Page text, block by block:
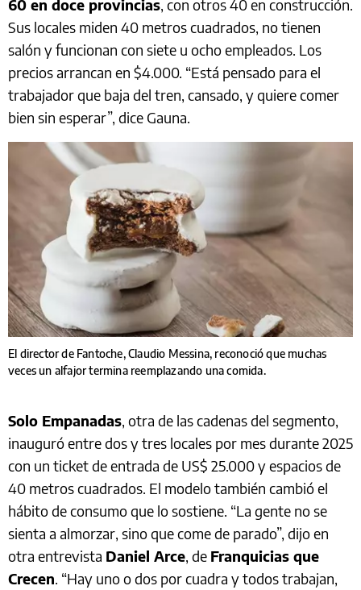
60 en doce provincias, con otros 40 en construcción.
Sus locales miden 40 metros cuadrados, no tienen
salón y funcionan con siete u ocho empleados. Los
precios arrancan en $4.000. “Está pensado para el
trabajador que baja del tren, cansado, y quiere comer
bien sin esperar”, dice Gauna.
El director de Fantoche, Claudio Messina, reconoció que muchas
veces un alfajor termina reemplazando una comida.
Solo Empanadas , otra de las cadenas del segmento,
inauguró entre dos y tres locales por mes durante 2025
con un ticket de entrada de US$ 25.000 y espacios de
40 metros cuadrados. El modelo también cambió el
hábito de consumo que lo sostiene. “La gente no se
sienta a almorzar, sino que come de parado”, dijo en
otra entrevista Daniel Arce , de Franquicias que
Crecen . “Hay uno o dos por cuadra y todos trabajan,